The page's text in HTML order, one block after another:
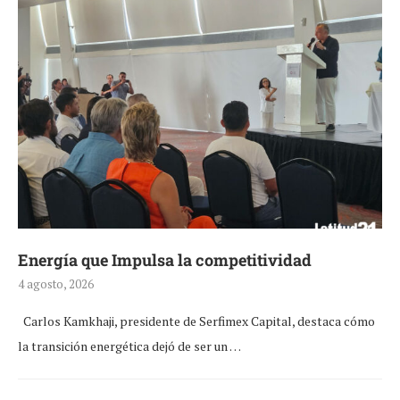
Energía que Impulsa la competitividad
4 agosto, 2026
Carlos Kamkhaji, presidente de Serfimex Capital, destaca cómo
la transición energética dejó de ser un …